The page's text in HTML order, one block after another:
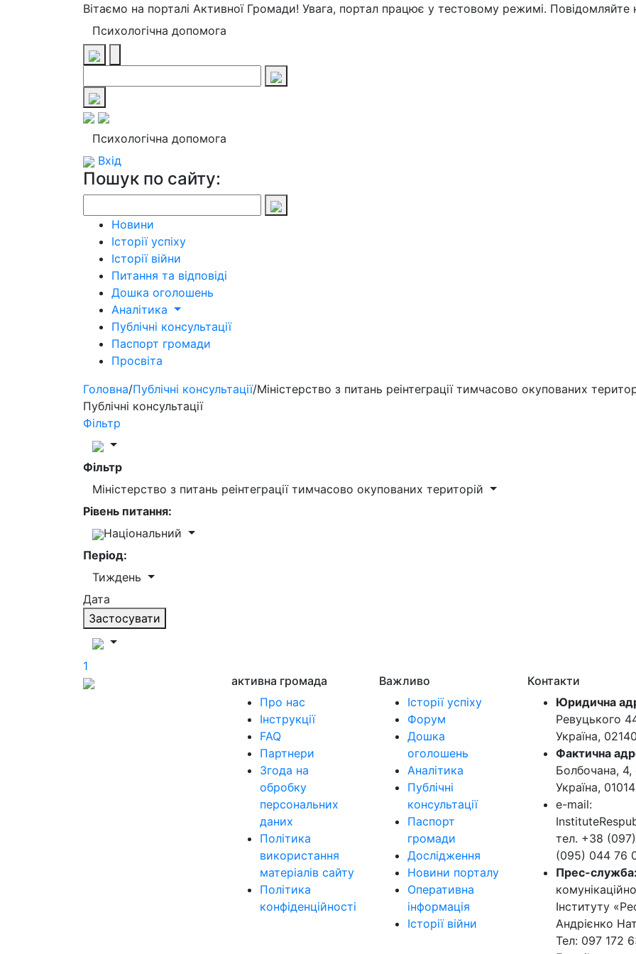
Вітаємо на порталі Активної Громади! Увага, портал працює у тестовому режимі.
Психологічна допомога
Психологічна допомога
Вхід
Пошук по сайту:
Новини
Історії успіху
Історії війни
Питання та відповіді
Дошка оголошень
Аналітика
Публічні консультації
Паспорт громади
Просвіта
Головна/Публічні консультації/Міністерство з питань реінтеграції тимчасово окупованих
Публічні консультації
Фільтр
Фільтр
Міністерство з питань реінтеграції тимчасово окупованих територій
Рівень питання:
Національний
Період:
Тиждень
Дата
Застосувати
1
активна громада
Про нас
Інструкції
FAQ
Партнери
Згода на
обробку
персональних
даних
Політика
використання
матеріалів сайту
Політика
конфіденційності
Важливо
Історії успіху
Форум
Дошка
оголошень
Аналітика
Публічні
консультації
Паспорт
громади
Дослідження
Новини порталу
Оперативна
інформація
Історії війни
Контакти
Юридична
Ревуцького
Україна,
Фактична
Болбочана, 4,
Україна, 01014
e-mail:
тел. +38
(095) 044 76
Прес-
Інституту
Андрієнко
Тел: 097 172